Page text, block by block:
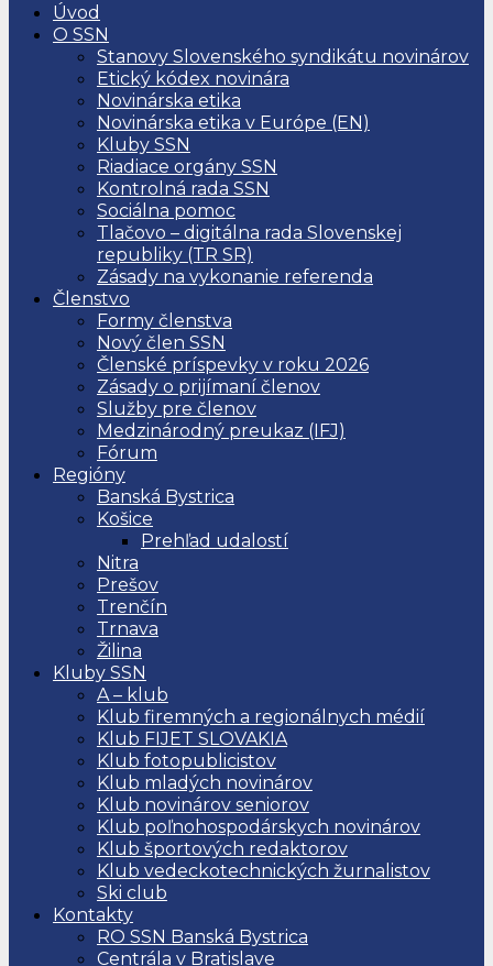
Úvod
O SSN
Stanovy Slovenského syndikátu novinárov
Etický kódex novinára
Novinárska etika
Novinárska etika v Európe (EN)
Kluby SSN
Riadiace orgány SSN
Kontrolná rada SSN
Sociálna pomoc
Tlačovo – digitálna rada Slovenskej
republiky (TR SR)
Zásady na vykonanie referenda
Členstvo
Formy členstva
Nový člen SSN
Členské príspevky v roku 2026
Zásady o prijímaní členov
Služby pre členov
Medzinárodný preukaz (IFJ)
Fórum
Regióny
Banská Bystrica
Košice
Prehľad udalostí
Nitra
Prešov
Trenčín
Trnava
Žilina
Kluby SSN
A – klub
Klub firemných a regionálnych médií
Klub FIJET SLOVAKIA
Klub fotopublicistov
Klub mladých novinárov
Klub novinárov seniorov
Klub poľnohospodárskych novinárov
Klub športových redaktorov
Klub vedeckotechnických žurnalistov
Ski club
Kontakty
RO SSN Banská Bystrica
Centrála v Bratislave